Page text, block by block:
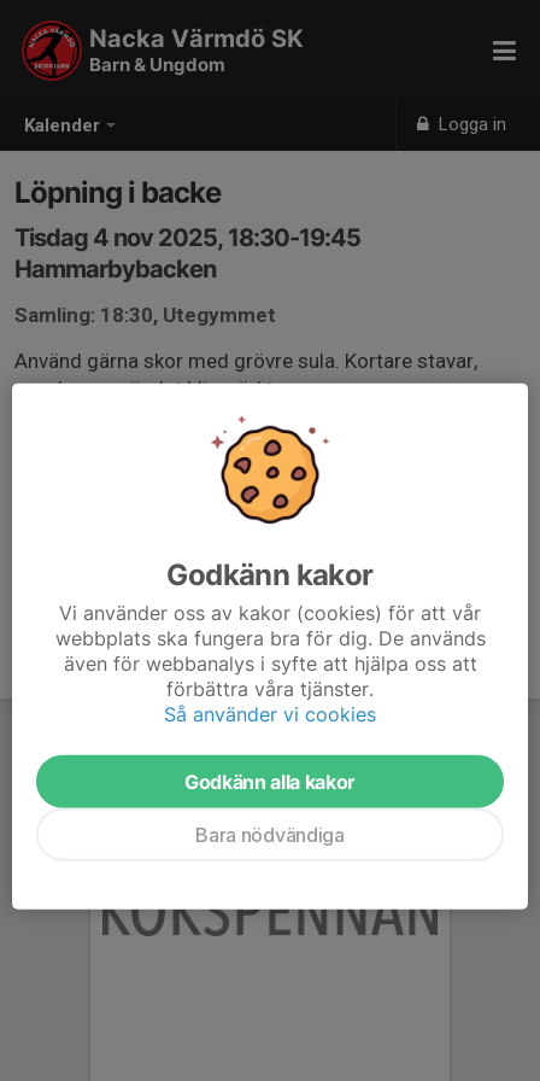
Kalender Logga in
Nacka Värmdö SK
Barn & Ungdom
Löpning i backe
Tisdag 4 nov 2025, 18:30-19:45
Hammarbybacken
Samling: 18:30, Utegymmet
Använd gärna skor med grövre sula. Kortare stavar,
pannlampa när det blir mörkt
Godkänn kakor
Vi använder oss av kakor (cookies) för att vår
webbplats ska fungera bra för dig. De används
även för webbanalys i syfte att hjälpa oss att
förbättra våra tjänster.
Så använder vi cookies
Godkänn alla kakor
Bara nödvändiga